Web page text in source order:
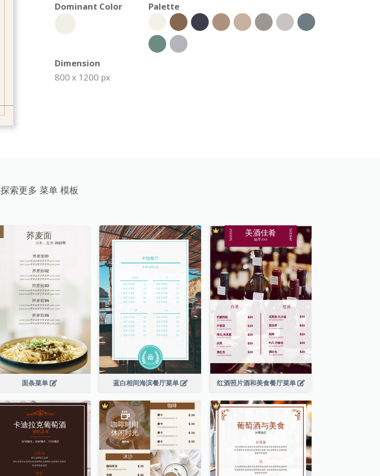
Dominant Color
Palette
Dimension
800 x 1200 px
探索更多 菜单 模板
面条菜单 蓝白相间海滨餐厅菜单 红酒照片酒和美食餐厅菜单